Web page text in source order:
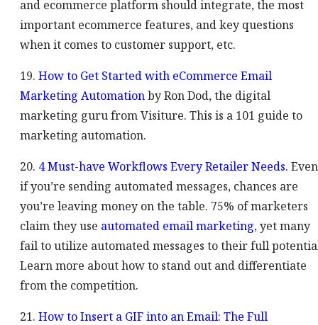
and ecommerce platform should integrate, the most
important ecommerce features, and key questions
when it comes to customer support, etc.
19. How to Get Started with eCommerce Email
Marketing Automationby Ron Dod, the digital
marketing guru from Visiture. This is a 101 guide to
marketing automation.
20. 4 Must-have Workflows Every Retailer Needs. Even
if you’re sending automated messages, chances are
you’re leaving money on the table. 75% of marketers
claim they use automated email marketing, yet many
fail to utilize automated messages to their full
Learn more about how to stand out and differentiate
from the competition.
21. How to Insert a GIF into an Email: The Full